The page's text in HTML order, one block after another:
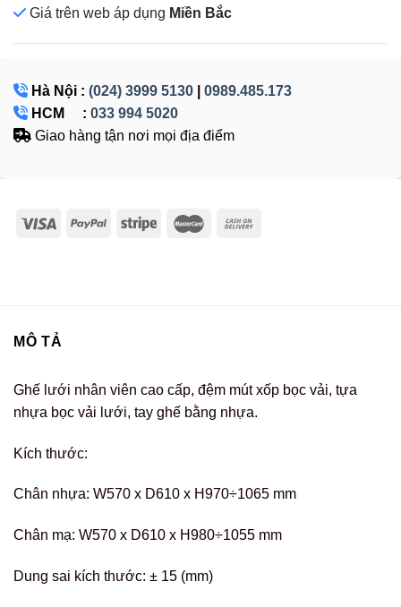
Giá trên web áp dụng Miền Bắc
Hà Nội : (024) 3999 5130
0989.485.173
HCM : 033 994 5020
Giao hàng tận nơi mọi địa điểm
MÔ TẢ
Ghế lưới nhân viên cao cấp, đệm mút xốp bọc vải, tựa
nhựa bọc vải lưới, tay ghế bằng nhựa.
Kích thước:
Chân nhựa: W570 x D610 x H970÷1065 mm
Chân mạ: W570 x D610 x H980÷1055 mm
Dung sai kích thước: ± 15 (mm)